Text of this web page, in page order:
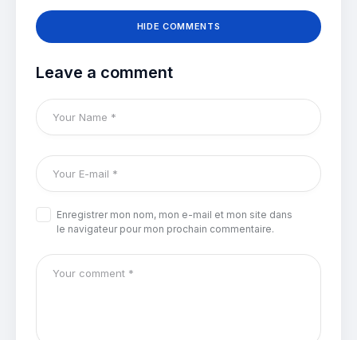
HIDE COMMENTS
Leave a comment
Enregistrer mon nom, mon e-mail et mon site dans
le navigateur pour mon prochain commentaire.